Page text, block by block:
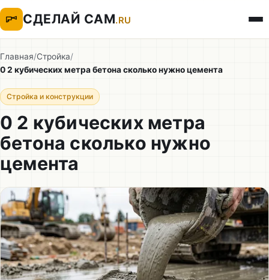
СДЕЛАЙ САМ.RU
Главная/Стройка/
0 2 кубических метра бетона сколько нужно цемента
Стройка и конструкции
0 2 кубических метра
бетона сколько нужно
цемента